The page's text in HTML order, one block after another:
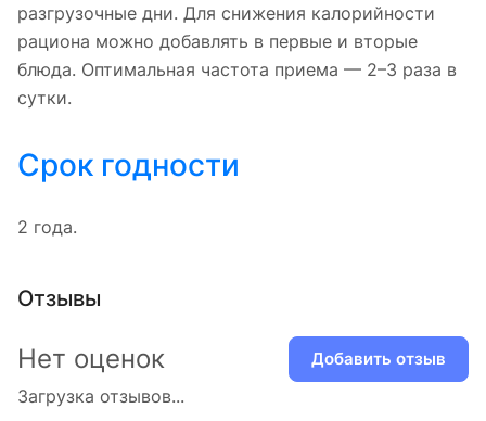
разгрузочные дни. Для снижения калорийности
рациона можно добавлять в первые и вторые
блюда. Оптимальная частота приема — 2–3 раза в
сутки.
Срок годности
2 года.
Отзывы
Загрузка отзывов...
Нет оценок Добавить отзыв